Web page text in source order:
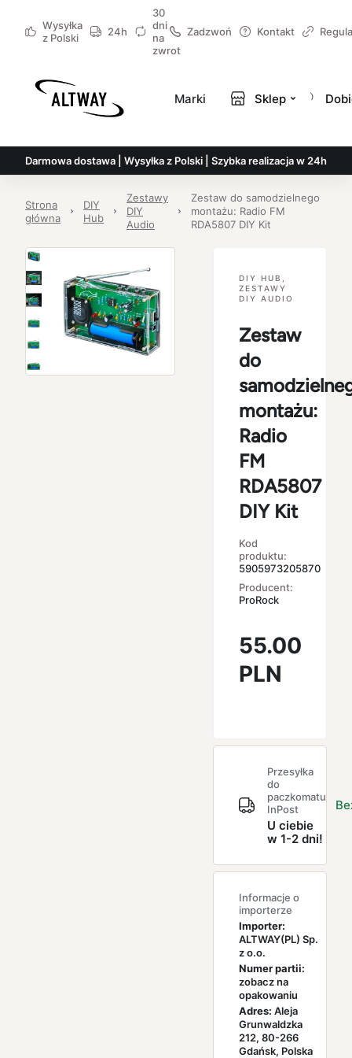
Wysyłka
z Polski
24h
30
dni
na
zwrot
Zadzwoń Kontakt
Marki Sklep
Darmowa dostawa | Wysyłka z Polski | Szybka realizacja w 24h
Strona
główna
DIY
Hub
Zestawy
DIY
Audio
Zestaw do samodzielnego
montażu: Radio FM
RDA5807 DIY Kit
DIY HUB
ZESTAWY
DIY AUDIO
Zestaw
do
montażu:
Radio
FM
RDA5807
DIY Kit
Kod
produktu:
5905973205870
Producent:
ProRock
55.00
PLN
Przesyłka
do
paczkomatu
InPost
U ciebie
w 1-2 dni!
Informacje o
importerze
Importer:
ALTWAY(PL) Sp.
z o.o.
Numer partii:
zobacz na
opakowaniu
Adres: Aleja
Grunwaldzka
212, 80-266
Gdańsk, Polska